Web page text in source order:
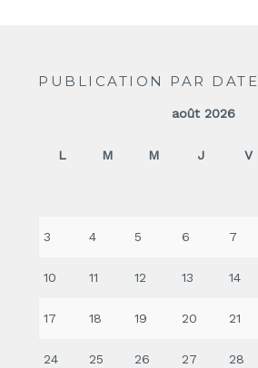
PUBLICATION PAR DATE
août 2026
L M M J V
3 4 5 6 7
10 11 12 13 14
17 18 19 20 21
24 25 26 27 28